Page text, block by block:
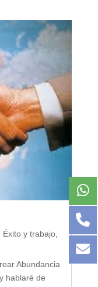
Éxito y trabajo,
Abundancia
hablaré de